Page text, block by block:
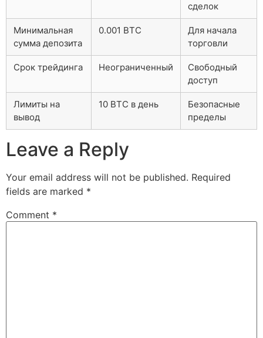
сделок
Минимальная
сумма депозита
0.001 BTC
Для начала
торговли
Срок трейдинга Неограниченный
Свободный
доступ
Лимиты на
вывод
10 BTC в день
Безопасные
пределы
Leave a Reply
Your email address will not be published. Required
fields are marked *
Comment *